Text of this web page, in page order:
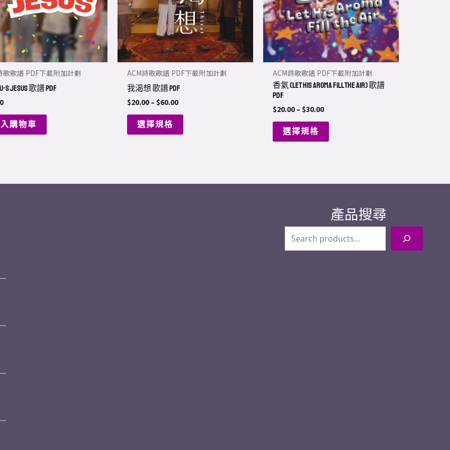
歌歌譜 PDF下載附加計劃
S Jesus 歌譜 PDF
購物車
ACM詩歌歌譜 PDF下載附加計劃
我渴想 歌譜 PDF
$20.00–$60.00
選擇規格
The
options
may
be
chosen
on
ACM詩歌歌譜 PDF下載附加計劃
香氣 (Let His Aroma Fill The Air) 歌譜
PDF
$20.00–$30.00
選擇規格
The
options
may
be
chosen
on
page
產品搜尋